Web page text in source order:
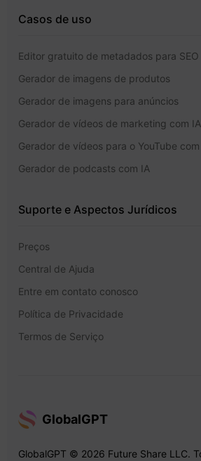
Casos de uso
Editor gratuito de metadados para SEO
Gerador de imagens de produtos
Gerador de imagens para anúncios
Gerador de vídeos de marketing com IA
Gerador de vídeos para o YouTube
Gerador de podcasts com IA
Suporte e Aspectos Jurídicos
Preços
Central de Ajuda
Entre em contato conosco
Política de Privacidade
Termos de Serviço
GlobalGPT
GlobalGPT © 2026 Future Share LLC.